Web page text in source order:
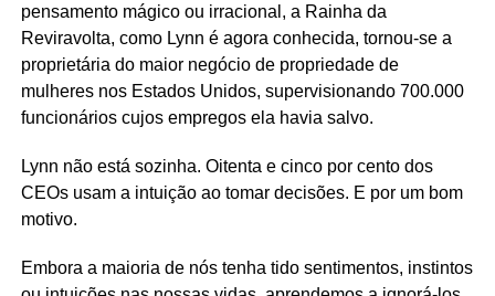
pensamento mágico ou irracional, a Rainha da
Reviravolta, como Lynn é agora conhecida, tornou-se a
proprietária do maior negócio de propriedade de
mulheres nos Estados Unidos, supervisionando 700.000
funcionários cujos empregos ela havia salvo.
Lynn não está sozinha. Oitenta e cinco por cento dos
CEOs usam a intuição ao tomar decisões. E por um bom
motivo.
Embora a maioria de nós tenha tido sentimentos, instintos